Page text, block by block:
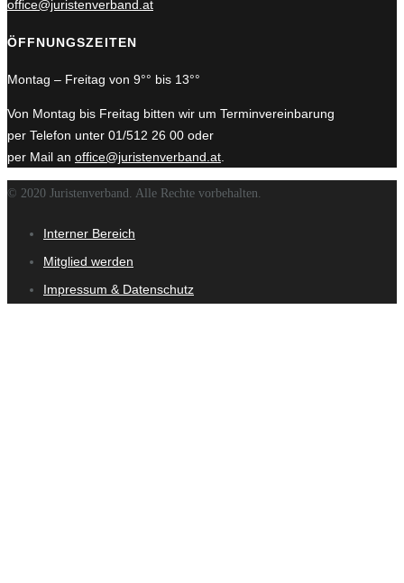
office@juristenverband.at
ÖFFNUNGSZEITEN
Montag – Freitag von 9°° bis 13°°
Von Montag bis Freitag bitten wir um Terminvereinbarung
per Telefon unter 01/512 26 00 oder
per Mail an office@juristenverband.at
© 2020 Juristenverband. Alle Rechte vorbehalten.
Interner Bereich
Mitglied werden
Impressum & Datenschutz